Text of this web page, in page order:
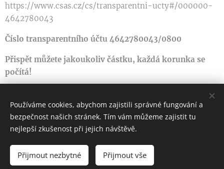
https://www.csas.cz/cs/transparentni-ucty#/000000-
4642780043
Číslo transparentního účtu 4642780043/0800
Přispět můžete jakoukoliv částku, každá korunka se
počítá!
Rodina Borovanských
Všechna práva vyhrazena 2023
Cookies
Používáme cookies, abychom zajistili správné fungování a
bezpečnost našich stránek. Tím vám můžeme zajistit tu
nejlepší zkušenost při jejich návštěvě.
Přijmout nezbytné Přijmout vše